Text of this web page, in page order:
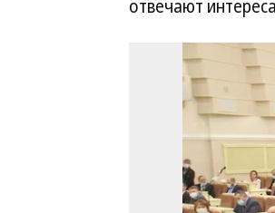
отвечают